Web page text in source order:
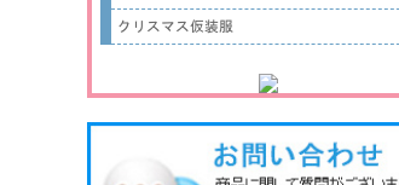
クリスマス仮装服